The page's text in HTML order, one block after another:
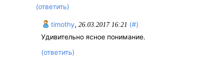
(ответить)
timothy, 26.03.2017 16:21 (#)
Удивительно ясное понимание.
(ответить)